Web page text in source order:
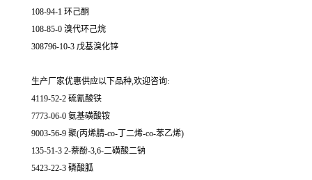
108-94-1 环己酮
108-85-0 溴代环己烷
308796-10-3 戊基溴化锌
生产厂家优惠供应以下品种,欢迎咨询:
4119-52-2 硫氰酸铁
7773-06-0 氨基磺酸铵
9003-56-9 聚(丙烯腈-co-丁二烯-co-苯乙烯)
135-51-3 2-萘酚-3,6-二磺酸二钠
5423-22-3 磷酸胍